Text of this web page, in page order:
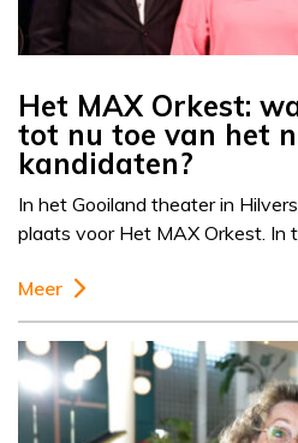
Het MAX Orkest:
tot nu toe van het
kandidaten?
In het Gooiland theater in
plaats voor Het MAX Orkest. In
Meer